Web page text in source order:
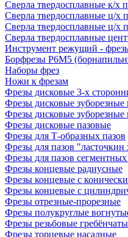
Сверла твердосплавные к/х
Сверла твердосплавные ц/х
Сверла твердосплавные ц/х
Сверла твердосплавные
Инструмент режущий -
Борфрезы Р6М5
Наборы фрез
Ножи к фрезам
Фрезы дисковые 3-х
Фрезы дисковые зуборезные
Фрезы дисковые зуборезные
Фрезы дисковые пазовые
Фрезы для Т-образных пазов
Фрезы для пазов "ласточкин
Фрезы для пазов
Фрезы концевые радиусные
Фрезы концевые с
Фрезы концевые с
Фрезы отрезные-прорезные
Фрезы полукруглые
Фрезы резьбовые
Фрезы торцевые насадные